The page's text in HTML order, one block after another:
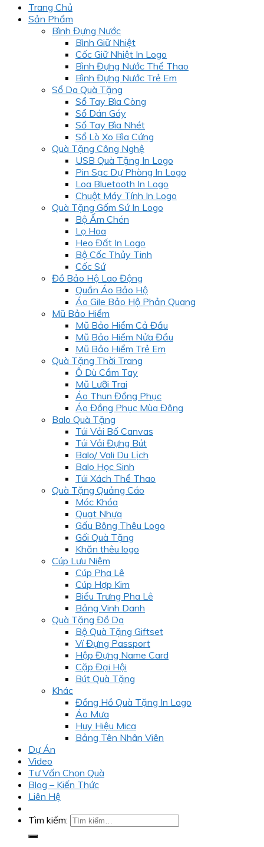
Trang Chủ
Sản Phẩm
Bình Đựng Nước
Bình Giữ Nhiệt
Cốc Giữ Nhiệt In Logo
Bình Đựng Nước Thể Thao
Bình Đựng Nước Trẻ Em
Sổ Da Quà Tặng
Sổ Tay Bìa Còng
Sổ Dán Gáy
Sổ Tay Bìa Nhét
Sổ Lò Xo Bìa Cứng
Quà Tặng Công Nghệ
USB Quà Tặng In Logo
Pin Sạc Dự Phòng In Logo
Loa Bluetooth In Logo
Chuột Máy Tính In Logo
Quà Tặng Gốm Sứ In Logo
Bộ Ấm Chén
Lọ Hoa
Heo Đất In Logo
Bộ Cốc Thủy Tinh
Cốc Sứ
Đồ Bảo Hộ Lao Động
Quần Áo Bảo Hộ
Áo Gile Bảo Hộ Phản Quang
Mũ Bảo Hiểm
Mũ Bảo Hiểm Cả Đầu
Mũ Bảo Hiểm Nửa Đầu
Mũ Bảo Hiểm Trẻ Em
Quà Tặng Thời Trang
Ô Dù Cầm Tay
Mũ Lưỡi Trai
Áo Thun Đồng Phục
Áo Đồng Phục Mùa Đông
Balo Quà Tặng
Túi Vải Bố Canvas
Túi Vải Đựng Bút
Balo/ Vali Du Lịch
Balo Học Sinh
Túi Xách Thể Thao
Quà Tặng Quảng Cáo
Móc Khóa
Quạt Nhựa
Gấu Bông Thêu Logo
Gối Quà Tặng
Khăn thêu logo
Cúp Lưu Niệm
Cúp Pha Lê
Cúp Hợp Kim
Biểu Trưng Pha Lê
Bảng Vinh Danh
Quà Tặng Đồ Da
Bộ Quà Tặng Giftset
Ví Đựng Passport
Hộp Đựng Name Card
Cặp Đại Hội
Bút Quà Tặng
Khác
Đồng Hồ Quà Tặng In Logo
Áo Mưa
Huy Hiệu Mica
Bảng Tên Nhân Viên
Dự Án
Video
Tư Vấn Chọn Quà
Blog – Kiến Thức
Liên Hệ
Tìm kiếm: